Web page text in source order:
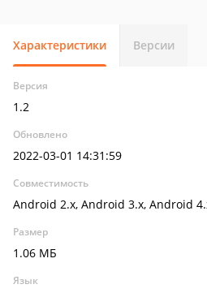
Характеристики Версии
Версия
1.2
Обновлено
2022-03-01 14:31:59
Совместимость
Android 2.x, Android 3.x, Android
Размер
1.06 МБ
Язык